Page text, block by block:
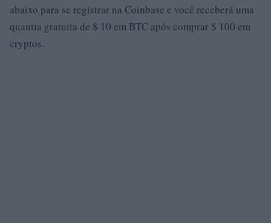
abaixo para se registrar na Coinbase e você receberá uma
quantia gratuita de $ 10 em BTC após comprar $ 100 em
cryptos.